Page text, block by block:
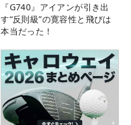
『G740』アイアンが引き出
す“反則級”の寛容性と飛びは
本当だった！